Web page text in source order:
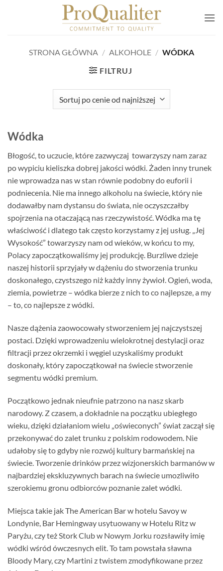
STRONA GŁÓWNA / ALKOHOLE / WÓDKA
FILTRUJ
Wódka
Błogość, to uczucie, które zazwyczaj towarzyszy nam zaraz
po wypiciu kieliszka dobrej jakości wódki. Żaden inny trunek
nie wprowadza nas w stan równie podobny do euforii i
podniecenia. Nie ma innego alkoholu na świecie, który nie
dodawałby nam dystansu do świata, nie oczyszczałby
spojrzenia na otaczającą nas rzeczywistość. Wódka ma tę
właściwość i dlatego tak często korzystamy z jej usług. „Jej
Wysokość” towarzyszy nam od wieków, w końcu to my,
Polacy zapoczątkowaliśmy jej produkcję. Burzliwe dzieje
naszej historii sprzyjały w dążeniu do stworzenia trunku
doskonałego, czystszego niż każdy inny żywioł. Ogień, woda,
ziemia, powietrze – wódka bierze z nich to co najlepsze, a my
– to, co najlepsze z wódki.
Nasze dążenia zaowocowały stworzeniem jej najczystszej
postaci. Dzięki wprowadzeniu wielokrotnej destylacji oraz
filtracji przez okrzemki i węgiel uzyskaliśmy produkt
doskonały, który zapoczątkował na świecie stworzenie
segmentu wódki premium.
Początkowo jednak nieufnie patrzono na nasz skarb
narodowy. Z czasem, a dokładnie na początku ubiegłego
wieku, dzięki działaniom wielu „oświeconych” świat zaczął się
przekonywać do zalet trunku z polskim rodowodem. Nie
udałoby się to gdyby nie rozwój kultury barmańskiej na
świecie. Tworzenie drinków przez wizjonerskich barmanów w
najbardziej ekskluzywnych barach na świecie umozliwiło
szerokiemu gronu odbiorców poznanie zalet wódki.
Miejsca takie jak The American Bar w hotelu Savoy w
Londynie, Bar Hemingway usytuowany w Hotelu Ritz w
Paryżu, czy też Stork Club w Nowym Jorku rozsławiły imię
wódki wśród ówczesnych elit. To tam powstała sławna
Bloody Mary, czy Martini z twistem zmodyfikowane przez